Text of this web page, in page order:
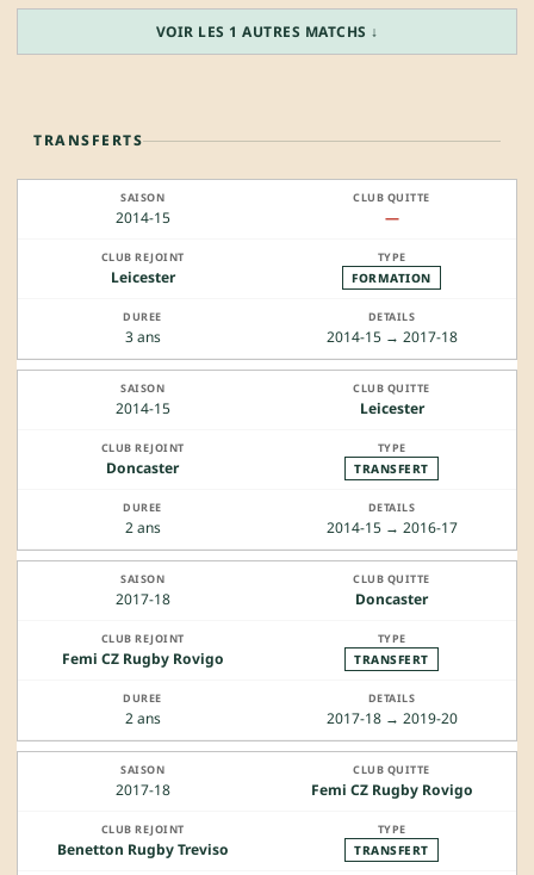
VOIR LES 1 AUTRES MATCHS ↓
TRANSFERTS
2014-15 —
Leicester FORMATION
3 ans 2014-15 → 2017-18
2014-15 Leicester
Doncaster TRANSFERT
2 ans 2014-15 → 2016-17
2017-18 Doncaster
Femi CZ Rugby Rovigo TRANSFERT
2 ans 2017-18 → 2019-20
2017-18 Femi CZ Rugby Rovigo
Benetton Rugby Treviso TRANSFERT